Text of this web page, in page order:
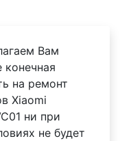
Вам
конечная
на ремонт
Xiaomi
ни при
не будет